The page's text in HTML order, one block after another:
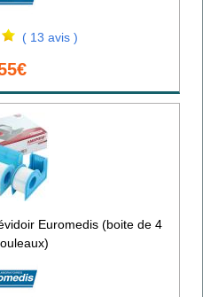
( 13 avis )
Euromedis (boite de 4